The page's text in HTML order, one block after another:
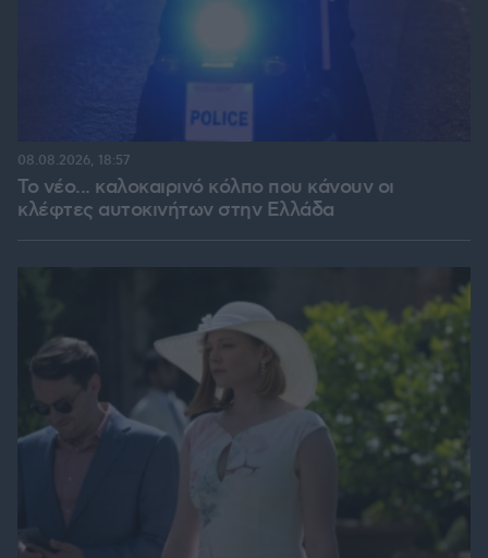
Το νέο... καλοκαιρινό κόλπο που κάνουν οι
κλέφτες αυτοκινήτων στην Ελλάδα
08.08.2026, 18:57